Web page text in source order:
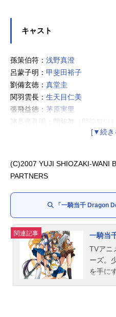
キャスト
孫策伯符： 浅野真澄
呂蒙子明： 甲斐田裕子
劉備玄徳： 真堂圭
関羽雲長： 生天目仁美
張飛益徳： 茅原実里
諸葛亮孔明：門脇舞（
夏侯淵妙才：喜多村英梨
日野聡
左慈元放：遊佐浩二
呉栄：井上喜久子
(C)2007 YUJI SHIOZAKI-WANI
PARTNERS
「一騎当千 Dragon
関連記事
一騎当
TVアニ
ーズ。
を手に